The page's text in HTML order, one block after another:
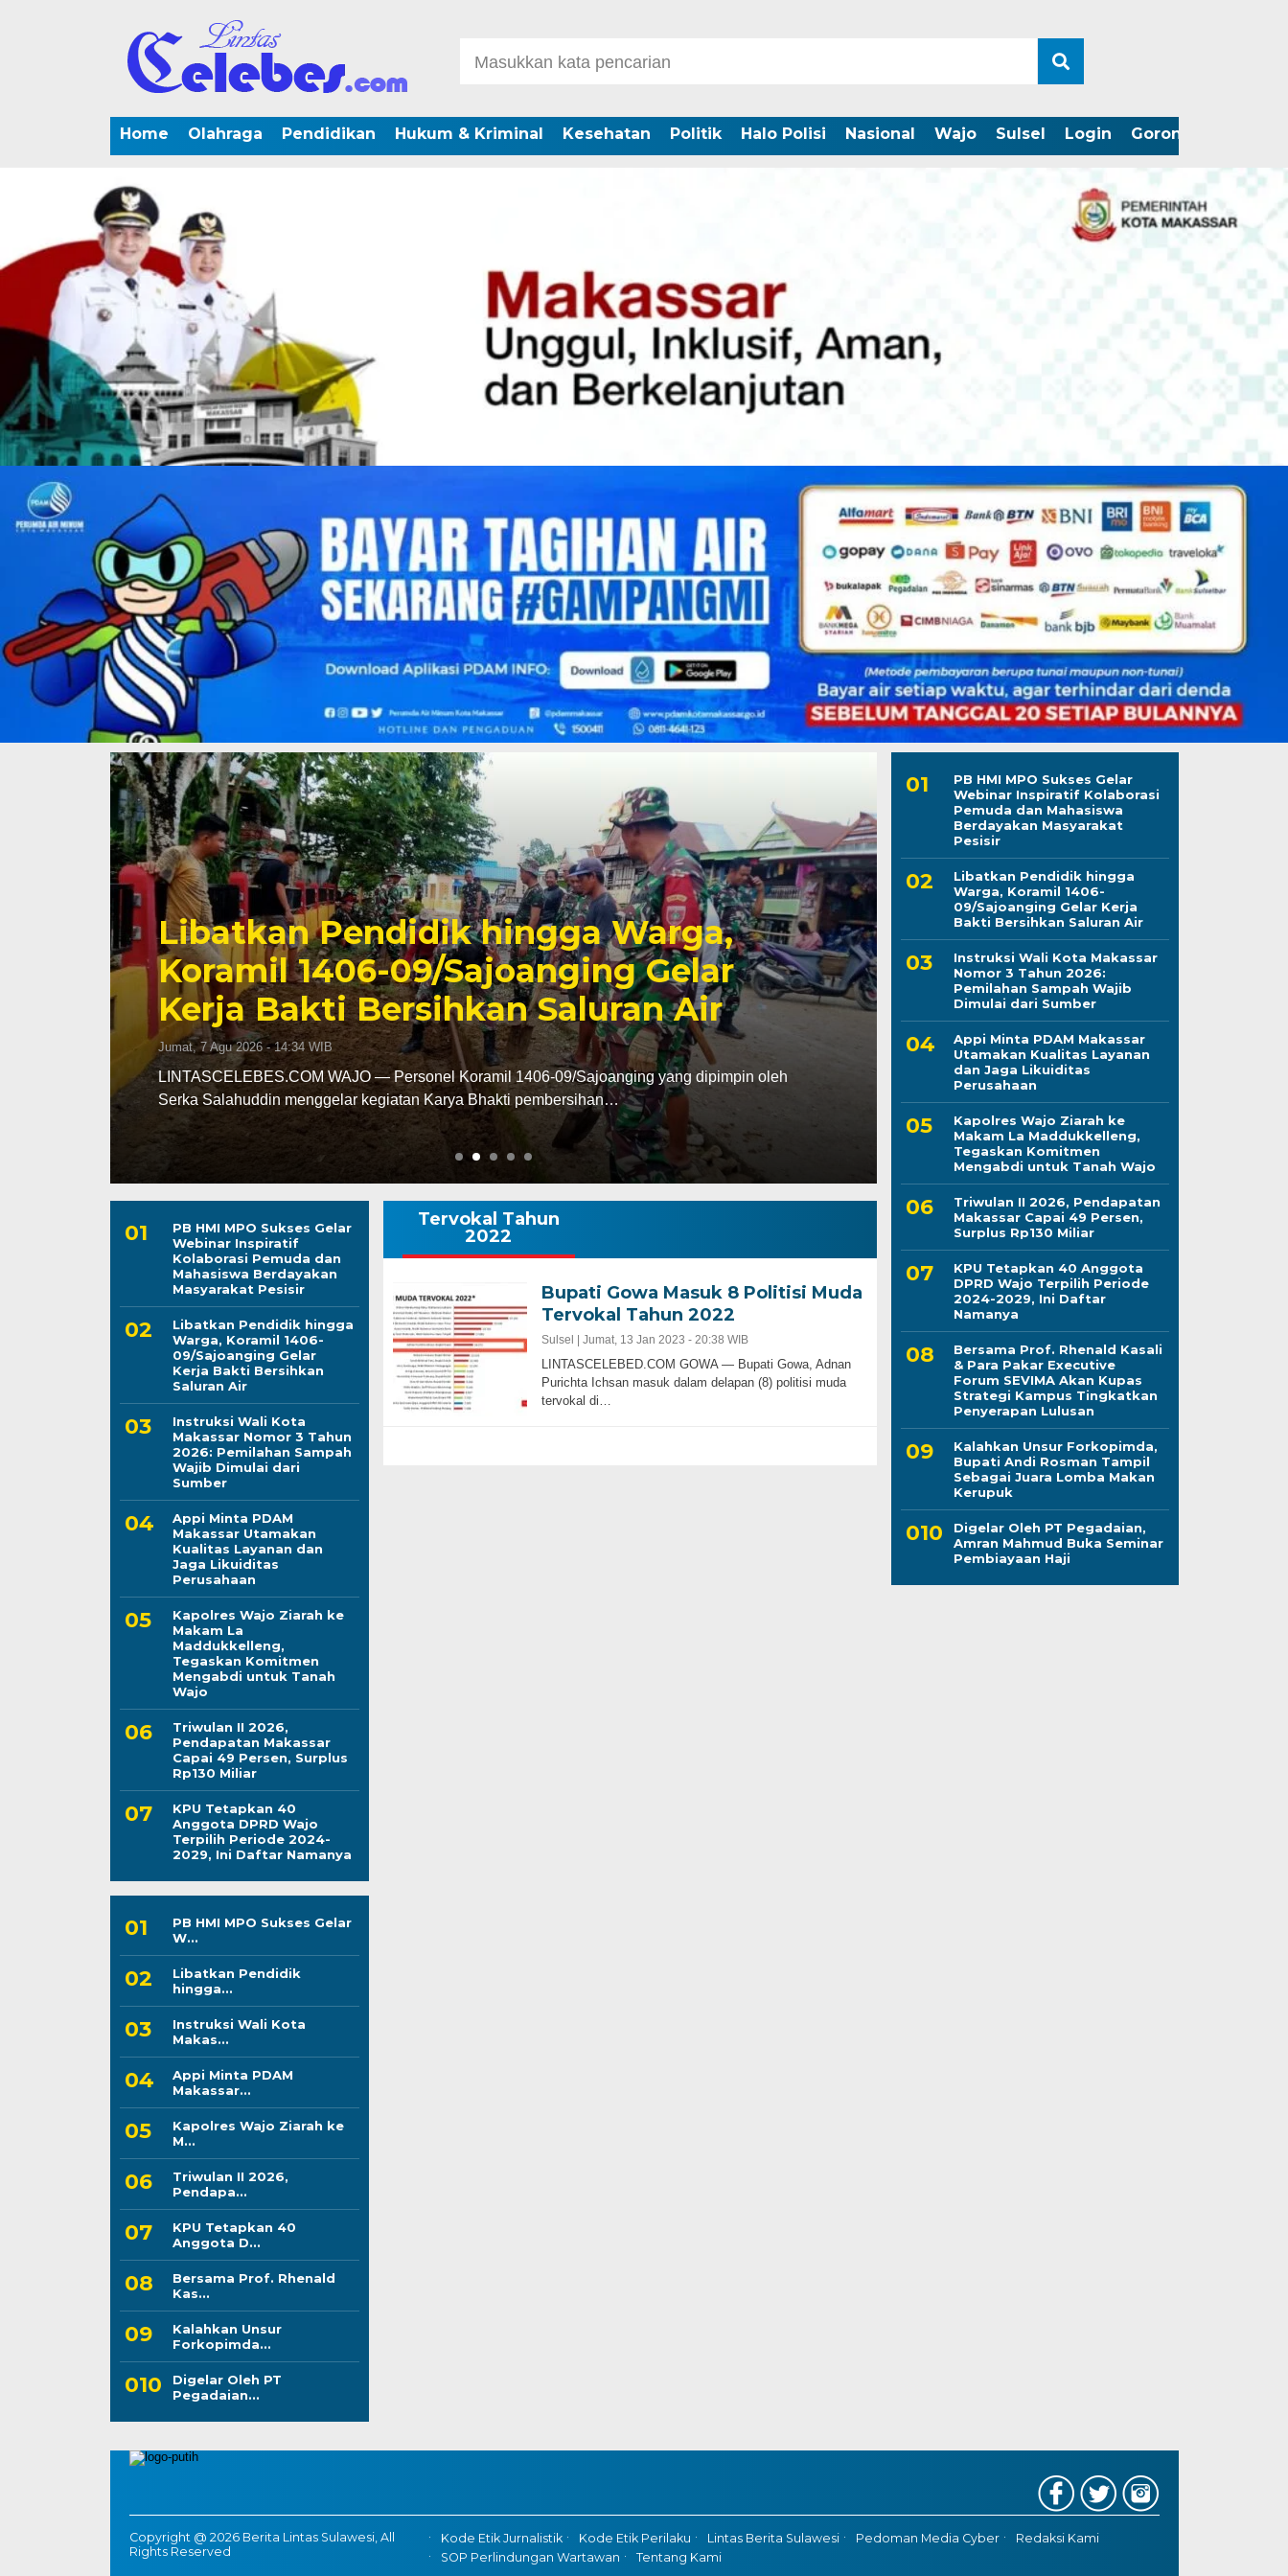
Home Olahraga Pendidikan Hukum & Kriminal Kesehatan Politik Halo Polisi Nasional Wajo Sulsel Login Gorontalo
Triwulan II 2026, Pendapatan Makassar
Capai 49 Persen, Surplus Rp130 Miliar
Jumat, 7 Agu 2026 - 13:24 WIB
LINTASCELEBES.COM MAKASSAR — Badan Pendapatan Daerah (Bapenda) Kota Makassar
mencatat kinerja pendapatan daerah pada triwulan II…
Kapolres Wajo
Maddukkelleng,
Mengabdi untuk
Jumat, 7 Agu 2026 - 08:42 WIB
LINTASCELEBES.COM WAJO — Mengawali tugas
Mahendrajaya menunjukkan penghormatan
PB HMI MPO Sukses Gelar
Webinar Inspiratif
Kolaborasi Pemuda dan
Mahasiswa Berdayakan
Masyarakat Pesisir
Libatkan Pendidik hingga
Warga, Koramil 1406-
09/Sajoanging Gelar
Kerja Bakti Bersihkan
Saluran Air
Instruksi Wali Kota
Makassar Nomor 3 Tahun
2026: Pemilahan Sampah
Wajib Dimulai dari
Sumber
Appi Minta PDAM
Makassar Utamakan
Kualitas Layanan dan
Jaga Likuiditas
Perusahaan
Kapolres Wajo Ziarah ke
Makam La
Maddukkelleng,
Tegaskan Komitmen
Mengabdi untuk Tanah
Wajo
Triwulan II 2026,
Pendapatan Makassar
Capai 49 Persen, Surplus
Rp130 Miliar
KPU Tetapkan 40
Anggota DPRD Wajo
Terpilih Periode 2024-
2029, Ini Daftar Namanya
PB HMI MPO Sukses Gelar
W...
Libatkan Pendidik
hingga...
Instruksi Wali Kota
Makas...
Appi Minta PDAM
Makassar...
Kapolres Wajo Ziarah ke
M...
Triwulan II 2026,
Pendapa...
KPU Tetapkan 40
Anggota D...
Bersama Prof. Rhenald
Kas...
Kalahkan Unsur
Forkopimda...
Digelar Oleh PT
Pegadaian...
Tervokal Tahun
2022
Bupati Gowa Masuk 8 Politisi Muda
Tervokal Tahun 2022
Sulsel | Jumat, 13 Jan 2023 - 20:38 WIB
LINTASCELEBED.COM GOWA — Bupati Gowa, Adnan
Purichta Ichsan masuk dalam delapan (8) politisi muda
tervokal di…
PB HMI MPO Sukses Gelar
Webinar Inspiratif Kolaborasi
Pemuda dan Mahasiswa
Berdayakan Masyarakat
Pesisir
Libatkan Pendidik hingga
Warga, Koramil 1406-
09/Sajoanging Gelar Kerja
Bakti Bersihkan Saluran Air
Instruksi Wali Kota Makassar
Nomor 3 Tahun 2026:
Pemilahan Sampah Wajib
Dimulai dari Sumber
Appi Minta PDAM Makassar
Utamakan Kualitas Layanan
dan Jaga Likuiditas
Perusahaan
Kapolres Wajo Ziarah ke
Makam La Maddukkelleng,
Tegaskan Komitmen
Mengabdi untuk Tanah Wajo
Triwulan II 2026, Pendapatan
Makassar Capai 49 Persen,
Surplus Rp130 Miliar
KPU Tetapkan 40 Anggota
DPRD Wajo Terpilih Periode
2024-2029, Ini Daftar
Namanya
Bersama Prof. Rhenald Kasali
& Para Pakar Executive
Forum SEVIMA Akan Kupas
Strategi Kampus Tingkatkan
Penyerapan Lulusan
Kalahkan Unsur Forkopimda,
Bupati Andi Rosman Tampil
Sebagai Juara Lomba Makan
Kerupuk
Digelar Oleh PT Pegadaian,
Amran Mahmud Buka Seminar
Pembiayaan Haji
Copyright @ 2026 Berita Lintas Sulawesi, All
Rights Reserved
Kode Etik Jurnalistik Kode Etik Perilaku Lintas Berita Sulawesi Pedoman Media Cyber
Redaksi Kami
SOP Perlindungan Wartawan
Tentang Kami